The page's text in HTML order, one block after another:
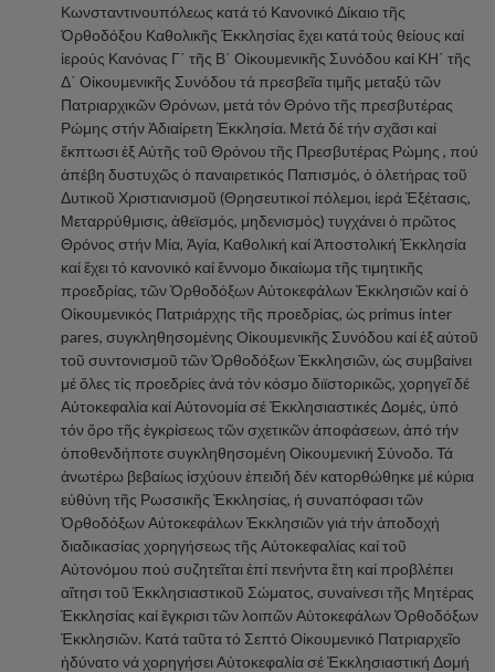
Κωνσταντινουπόλεως κατά τό Κανονικό Δίκαιο τῆς
Ὀρθοδόξου Καθολικῆς Ἐκκλησίας ἔχει κατά τούς θείους καί
ἱερούς Κανόνας Γ΄ τῆς Β΄ Οἰκουμενικῆς Συνόδου καί ΚΗ΄ τῆς
Δ΄ Οἰκουμενικῆς Συνόδου τά πρεσβεῖα τιμῆς μεταξύ τῶν
Πατριαρχικῶν Θρόνων, μετά τόν Θρόνο τῆς πρεσβυτέρας
Ρώμης στήν Ἀδιαίρετη Ἐκκλησία. Μετά δέ τήν σχᾶσι καί
ἔκπτωσι ἐξ Αὐτῆς τοῦ Θρόνου τῆς Πρεσβυτέρας Ρώμης , πού
ἀπέβη δυστυχῶς ὁ παναιρετικός Παπισμός, ὁ ὀλετήρας τοῦ
Δυτικοῦ Χριστιανισμοῦ (Θρησευτικοί πόλεμοι, ἱερά Ἐξέτασις,
Μεταρρύθμισις, ἀθεϊσμός, μηδενισμός) τυγχάνει ὁ πρῶτος
Θρόνος στήν Μία, Ἁγία, Καθολική καί Ἀποστολική Ἐκκλησία
καί ἔχει τό κανονικό καί ἔννομο δικαίωμα τῆς τιμητικῆς
προεδρίας, τῶν Ὀρθοδόξων Αὐτοκεφάλων Ἐκκλησιῶν καί ὁ
Οἰκουμενικός Πατριάρχης τῆς προεδρίας, ὡς primus inter
pares, συγκληθησομένης Οἰκουμενικῆς Συνόδου καί ἐξ αὐτοῦ
τοῦ συντονισμοῦ τῶν Ὀρθοδόξων Ἐκκλησιῶν, ὡς συμβαίνει
μέ ὅλες τίς προεδρίες ἀνά τόν κόσμο διϊστορικῶς, χορηγεῖ δέ
Αὐτοκεφαλία καί Αὐτονομία σέ Ἐκκλησιαστικές Δομές, ὑπό
τόν ὅρο τῆς ἐγκρίσεως τῶν σχετικῶν ἀποφάσεων, ἀπό τήν
ὁποθενδήποτε συγκληθησομένη Οἰκουμενική Σύνοδο. Τά
ἀνωτέρω βεβαίως ἰσχύουν ἐπειδή δέν κατορθώθηκε μέ κύρια
εὐθύνη τῆς Ρωσσικῆς Ἐκκλησίας, ἡ συναπόφασι τῶν
Ὀρθοδόξων Αὐτοκεφάλων Ἐκκλησιῶν γιά τήν ἀποδοχή
διαδικασίας χορηγήσεως τῆς Αὐτοκεφαλίας καί τοῦ
Αὐτονόμου πού συζητεῖται ἐπί πενήντα ἔτη καί προβλέπει
αἴτησι τοῦ Ἐκκλησιαστικοῦ Σώματος, συναίνεσι τῆς Μητέρας
Ἐκκλησίας καί ἔγκρισι τῶν λοιπῶν Αὐτοκεφάλων Ὀρθοδόξων
Ἐκκλησιῶν. Κατά ταῦτα τό Σεπτό Οἰκουμενικό Πατριαρχεῖο
ἠδύνατο νά χορηγήσει Αὐτοκεφαλία σέ Ἐκκλησιαστική Δομή